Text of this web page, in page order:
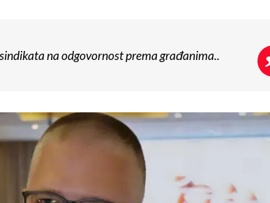
na odgovornost prema građanima..